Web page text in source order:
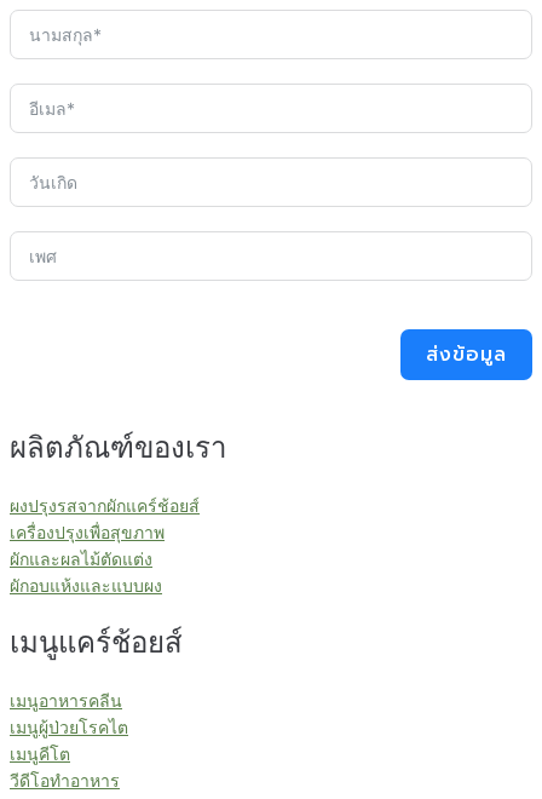
ส่งข้อมูล
ผลิตภัณฑ์ของเรา
ผงปรุงรสจากผักแคร์ช้อยส์
เครื่องปรุงเพื่อสุขภาพ
ผักและผลไม้ตัดแต่ง
ผักอบแห้งและแบบผง
เมนูแคร์ช้อยส์
เมนูอาหารคลีน
เมนูผู้ป่วยโรคไต
เมนูคีโต
วีดีโอทำอาหาร